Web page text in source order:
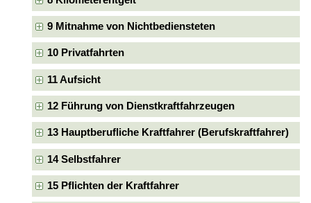
9 Mitnahme von Nichtbediensteten
10 Privatfahrten
11 Aufsicht
12 Führung von Dienstkraftfahrzeugen
13 Hauptberufliche Kraftfahrer (Berufskraftfahrer)
14 Selbstfahrer
15 Pflichten der Kraftfahrer